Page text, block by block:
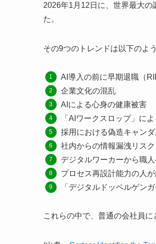
2026年1月12日に、世界最大
た。
その9つのトレンドは以下のよ
AI導入の前に早期退職（
企業文化の混乱
AIによる心身の健康被害
「AIワークスロップ」に
採用における偽造キャン
社内からの情報漏洩リスク
デジタルワーカーから職
プロセス再設計能力の人が
「デジタルドッペルゲン
これらの中で、普通の会社員